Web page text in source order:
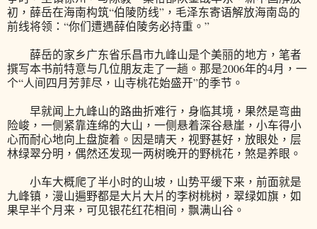
初，薛岳在海南构筑“伯陵防线”，毛泽东寄语解放海南岛的
前线将领：“你们遭遇薛伯陵务必持重。”
薛岳的家乡广东省乐昌市九峰山是个美丽的地方，笔者
撰写本书前特意与几位朋友走了一趟。那是2006年的4月，一
个“人间四月芳菲尽，山寺桃花始盛开”的季节。
早就闻上九峰山的路曲折难行，身临其境，果然是弯曲
险峻，一侧紧靠连绵的大山，一侧悬着深谷悬崖，小车得小
心而耐心地向上盘旋着。因是晴天，视野甚好，放眼处，层
林绿翠分明，偶然还发现一两树晚开的野桃花，煞是养眼。
小车大概爬了半小时的山坡，山势平缓下来，前面就是
九峰镇，漫山遍野都是大片大片的李树桃树，翠绿如旗，如
果早半个月来，可见银花红花相间，飘满山谷。